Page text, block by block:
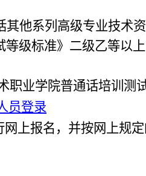
他系列高级专业技术
级标准》二级乙等以
职业学院普通话培训测
员登录
网上报名，并按网上规